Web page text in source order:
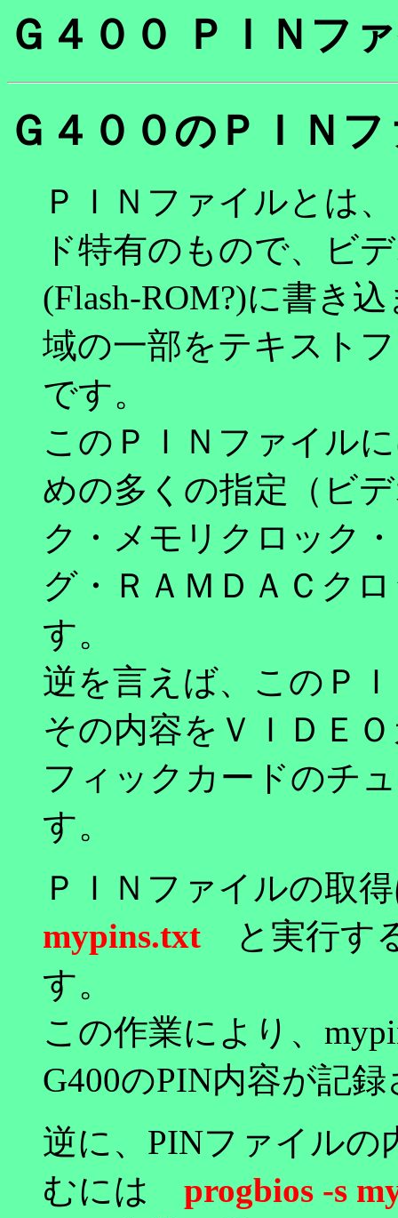
Ｇ４００ ＰＩＮフ
Ｇ４００のＰＩＮ
ＰＩＮファイルとは
ド特有のもので、ビ
(Flash-ROM?)に書き
域の一部をテキスト
です。
このＰＩＮファイル
めの多くの指定（ビ
ク・メモリクロック
グ・ＲＡＭＤＡＣク
す。
逆を言えば、このＰ
その内容をＶＩＤＥ
フィックカードのチ
す。
ＰＩＮファイルの取
mypins.txt
と実行す
す。
この作業により、
G400のPIN内容が記
逆に、PINファイルの
むには progbios -s